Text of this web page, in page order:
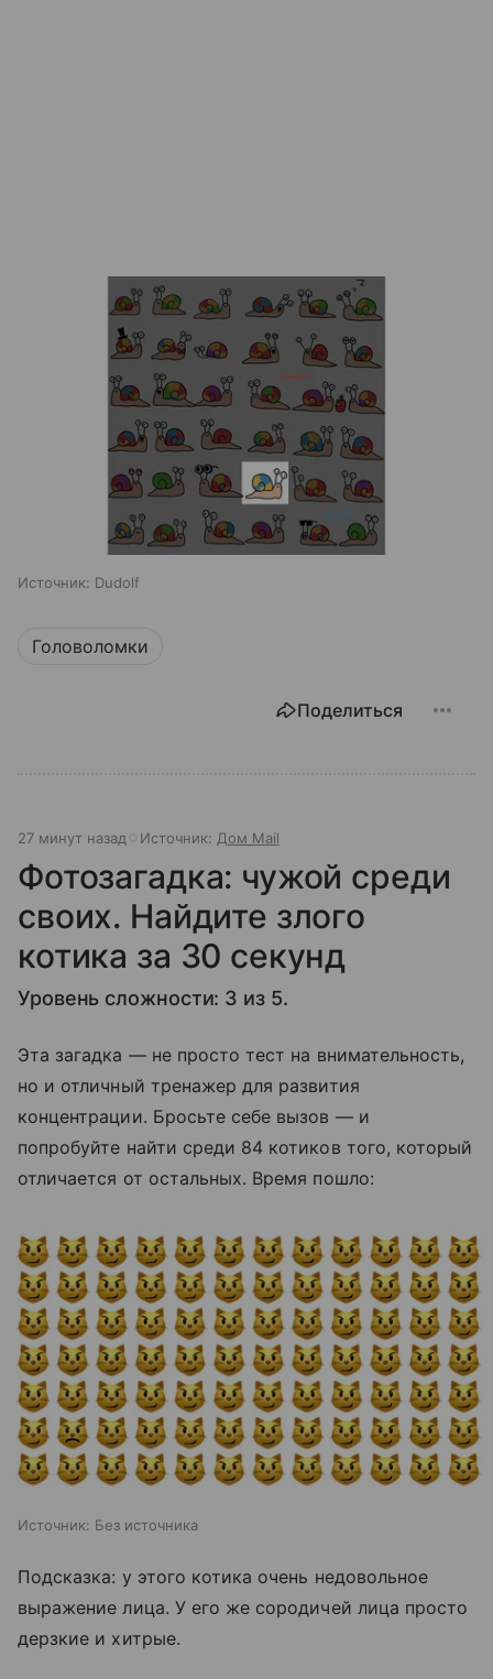
Источник: Dudolf
Головоломки
Поделиться
27 минут назад Источник: Дом Mail
Фотозагадка: чужой среди
своих. Найдите злого
котика за 30 секунд
Уровень сложности: 3 из 5.
Эта загадка — не просто тест на внимательность,
но и отличный тренажер для развития
концентрации. Бросьте себе вызов — и
попробуйте найти среди 84 котиков того, который
отличается от остальных. Время пошло:
Источник: Без источника
Подсказка: у этого котика очень недовольное
выражение лица. У его же сородичей лица просто
дерзкие и хитрые.